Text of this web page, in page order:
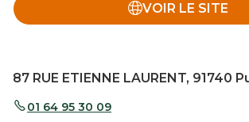
VOIR LE SITE
87 RUE ETIENNE LAURENT, 91740
01 64 95 30 09